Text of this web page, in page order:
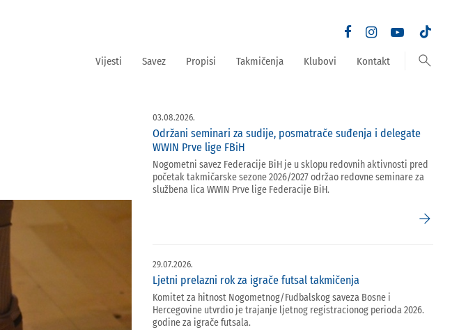
Vijesti Savez Propisi Takmičenja Klubovi Kontakt search
03.08.2026.
Održani seminari za sudije, posmatrače suđenja i delegate
WWIN Prve lige FBiH
Nogometni savez Federacije BiH je u sklopu redovnih aktivnosti pred
početak takmičarske sezone 2026/2027 održao redovne seminare za
službena lica WWIN Prve lige Federacije BiH.
arrow_forward
29.07.2026.
Ljetni prelazni rok za igrače futsal takmičenja
Komitet za hitnost Nogometnog/Fudbalskog saveza Bosne i
Hercegovine utvrdio je trajanje ljetnog registracionog perioda 2026.
godine za igrače futsala.